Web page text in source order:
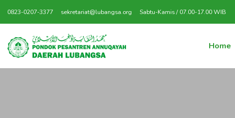
0823-0207-3377 sekretariat@lubangsa.org Sabtu-Kamis / 07.00-17.00 WIB
Home